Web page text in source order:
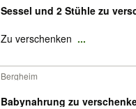
Sessel und 2 Stühle zu
Zu verschenken ...
Bergheim
Babynahrung zu